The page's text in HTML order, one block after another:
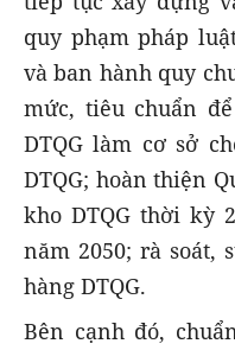
quy phạm pháp
và ban hành quy
mức, tiêu chuẩn
DTQG làm cơ sở
DTQG; hoàn thiện
kho DTQG thời kỳ
năm 2050; rà soát,
hàng DTQG.
Bên cạnh đó,